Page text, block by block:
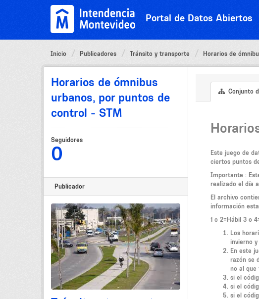
Portal de Datos Abiertos
Inicio Publicadores Tránsito y transporte Horarios de
Horarios de ómnibus
urbanos, por puntos de
control - STM
Seguidores
0
Publicador
Conjunto
Este juego de
ciertos puntos
Importante :
realizado el día
El archivo
información
1 o 2=Hábil 3 o
Los
invierno y
En este
razón se
no al que
si el
si el
si el